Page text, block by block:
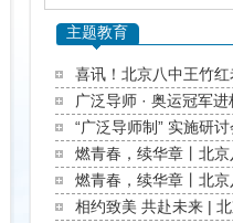
主题教育
喜讯！北京八中王竹
广泛导师 · 奥运冠军
“广泛导师制” 实施研
燃青春，续华章丨北
燃青春，续华章丨北
相约致美 共赴未来 |